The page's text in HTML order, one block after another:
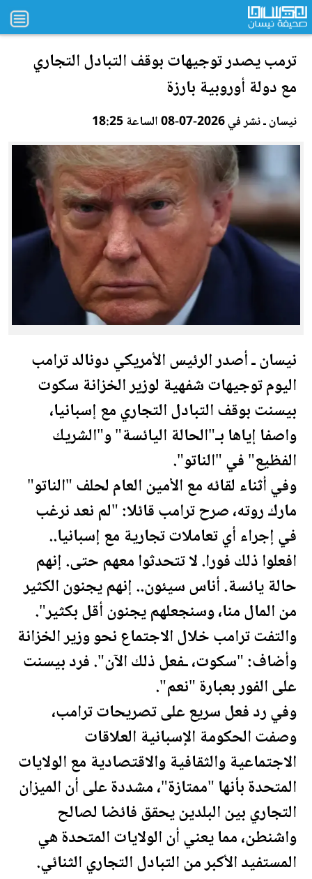
ترمب يصدر توجيهات بوقف التبادل التجاري
مع دولة أوروبية بارزة
نيسان ـ نشر في 2026-07-08 الساعة 18:25
نيسان ـ أصدر الرئيس الأمريكي دونالدترامب
اليوم توجيهات شفهية لوزير الخزانة سكوت
بيسنت بوقف التبادل التجاري مع إسبانيا،
واصفا إياها بـ"الحالة اليائسة" و"الشريك
الفظيع" في "الناتو".
وفي أثناء لقائه مع الأمين العام لحلف "الناتو"
مارك روته، صرحترامبقائلا: "لم نعد نرغب
في إجراء أي تعاملات تجارية مع إسبانيا..
افعلوا ذلك فورا. لا تتحدثوا معهم حتى. إنهم
حالة يائسة. أناس سيئون.. إنهم يجنون الكثير
منالمالمنا، وسنجعلهم يجنون أقل بكثير".
والتفتترامبخلال الاجتماع نحو وزير الخزانة
وأضاف: "سكوت، ـفعل ذلك الآن". فرد بيسنت
على الفور بعبارة "نعم".
وفي رد فعل سريع على تصريحاتترامب،
وصفت الحكومة الإسبانية العلاقات
الاجتماعية والثقافية والاقتصادية معالولايات
المتحدةبأنها "ممتازة"، مشددة على أن الميزان
التجاري بين البلدين يحقق فائضا لصالح
واشنطن، مما يعني أنالولايات المتحدةهي
المستفيد الأكبر من التبادل التجاري الثنائي.